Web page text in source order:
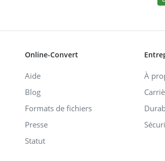
Online-Convert
Aide
Blog
Formats de fichiers
Presse
Statut
À